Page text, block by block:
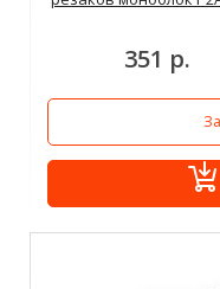
351 р.